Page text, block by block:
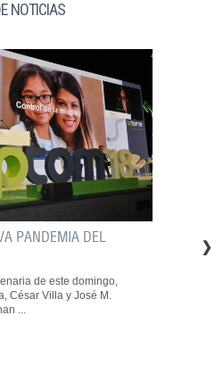
NOTICIAS
PANDEMIA DEL
de este domingo,
César Villa y José M.
...